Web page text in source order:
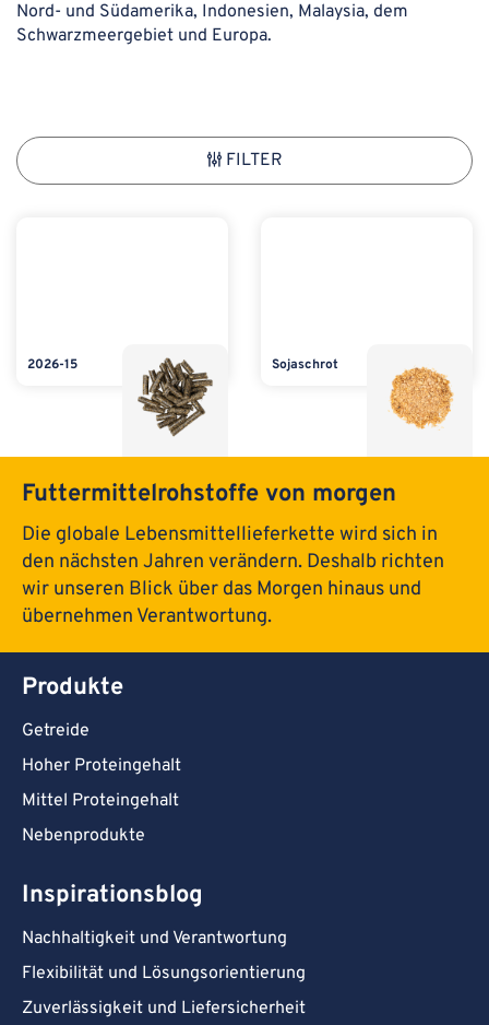
Nord- und Südamerika, Indonesien, Malaysia, dem
Schwarzmeergebiet und Europa.
FILTER
2026-15 Sojaschrot
Produkte
Getreide
Hoher Proteingehalt
Mittel Proteingehalt
Nebenprodukte
Inspirationsblog
Nachhaltigkeit und Verantwortung
Flexibilität und Lösungsorientierung
Zuverlässigkeit und Liefersicherheit
Futtermittelrohstoffe von morgen
Die globale Lebensmittellieferkette wird sich in
den nächsten Jahren verändern. Deshalb richten
wir unseren Blick über das Morgen hinaus und
übernehmen Verantwortung.